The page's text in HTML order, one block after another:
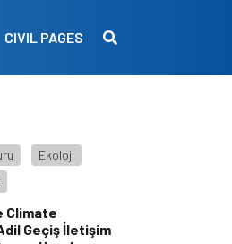
CIVIL PAGES
Ekoloji
Climate
Geçiş İletişim